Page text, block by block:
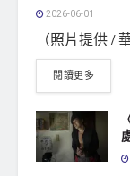
2026-06-01
（照片提供 /
閱讀更多